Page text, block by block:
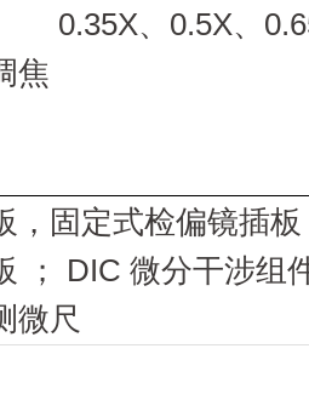
0.35X、0.5X、
焦
，固定式检偏镜插板
； DIC 微分干涉组
微尺